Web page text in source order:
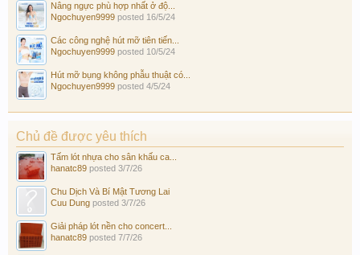
Nâng ngực phù hợp nhất ở độ...
Ngochuyen9999 posted 16/5/24
Các công nghệ hút mỡ tiên tiến...
Ngochuyen9999 posted 10/5/24
Hút mỡ bụng không phẫu thuật có...
Ngochuyen9999 posted 4/5/24
Chủ đề được yêu thích
Tấm lót nhựa cho sân khấu ca...
hanatc89 posted 3/7/26
Chu Dịch Và Bí Mật Tương Lai
Cuu Dung posted 3/7/26
Giải pháp lót nền cho concert...
hanatc89 posted 7/7/26